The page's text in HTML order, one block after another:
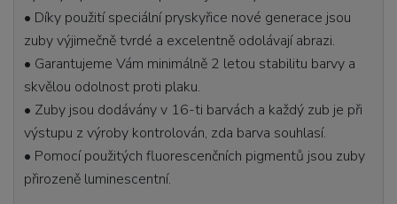
• Díky použití speciální pryskyřice nové generace jsou
zuby výjimečně tvrdé a excelentně odolávají abrazi.
• Garantujeme Vám minimálně 2 letou stabilitu barvy a
skvělou odolnost proti plaku.
• Zuby jsou dodávány v 16-ti barvách a každý zub je při
výstupu z výroby kontrolován, zda barva souhlasí.
• Pomocí použitých fluorescenčních pigmentů jsou zuby
přirozeně luminescentní.